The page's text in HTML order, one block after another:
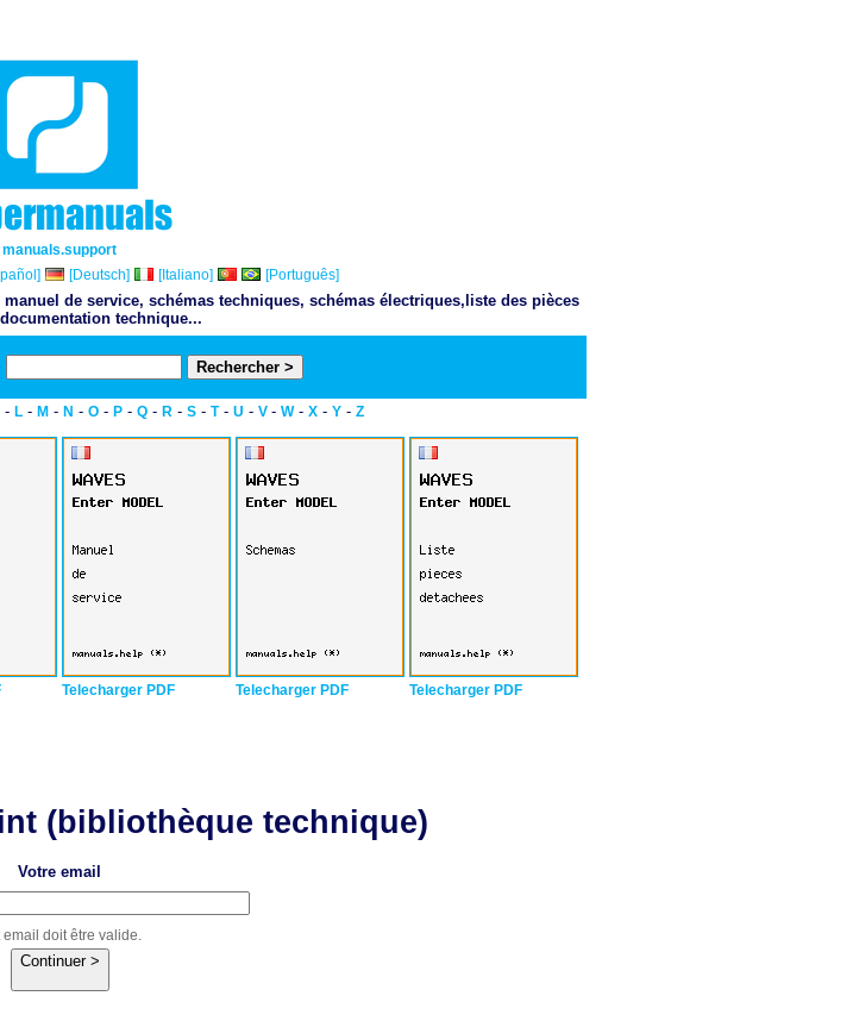
manuals.support
[Deutsch] [Italiano] [Português]
de service, schémas techniques, schémas électriques,liste des pièces
technique...
- L - M - N - O - P - Q - R - S - T- U - V - W- X - Y - Z
Telecharger PDF Telecharger PDF Telecharger PDF
(bibliothèque technique)
Votre email
email doit être valide.
Continuer >